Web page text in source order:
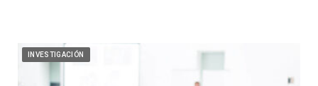
INVESTIGACIÓN